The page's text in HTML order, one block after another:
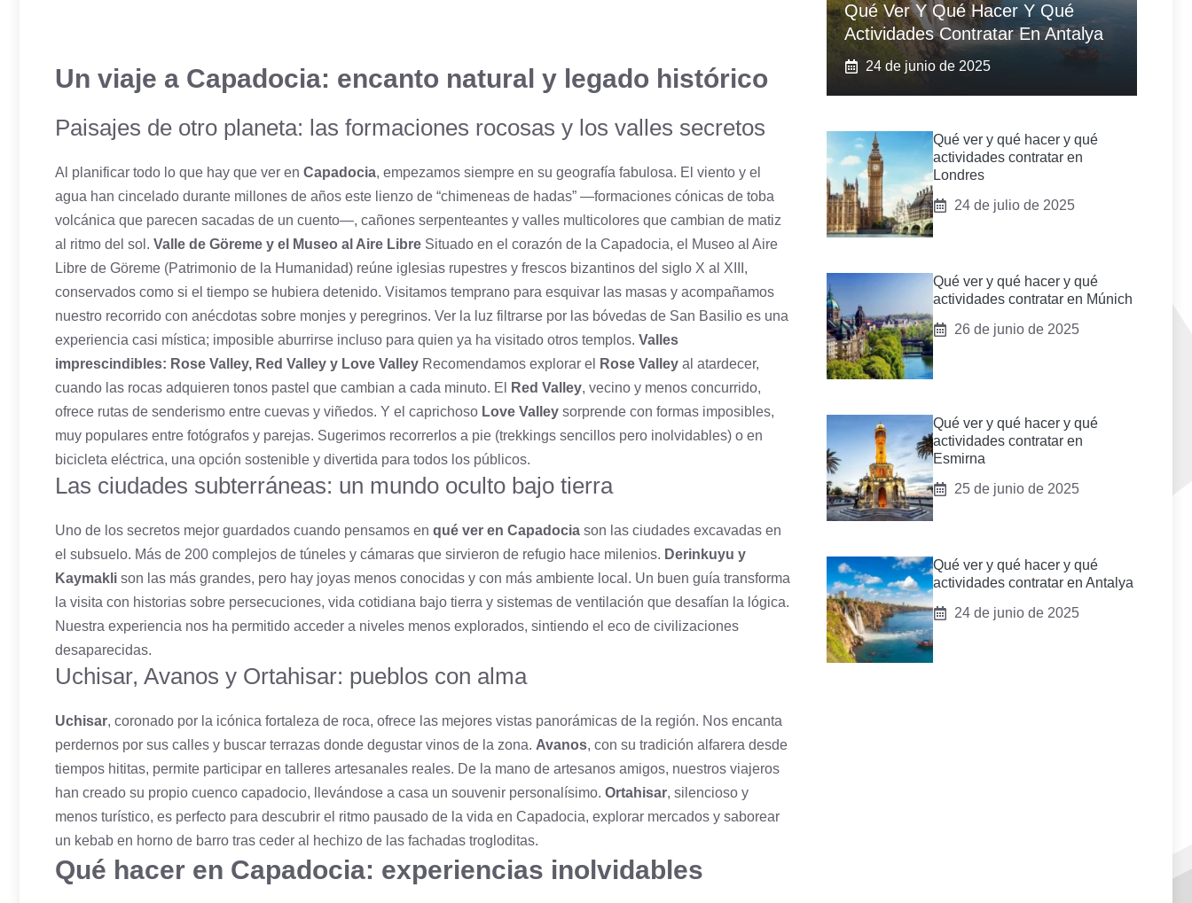
Un viaje a Capadocia: encanto natural y legado histórico
Paisajes de otro planeta: las formaciones rocosas y los valles secretos
Al planificar todo lo que hay que ver en Capadocia, empezamos siempre en su geografía fabulosa. El viento y el
agua han cincelado durante millones de años este lienzo de “chimeneas de hadas” —formaciones cónicas de toba
volcánica que parecen sacadas de un cuento—, cañones serpenteantes y valles multicolores que cambian de matiz
al ritmo del sol. Valle de Göreme y el Museo al Aire Libre Situado en el corazón de la Capadocia, el Museo al Aire
Libre de Göreme (Patrimonio de la Humanidad) reúne iglesias rupestres y frescos bizantinos del siglo X al XIII,
conservados como si el tiempo se hubiera detenido. Visitamos temprano para esquivar las masas y acompañamos
nuestro recorrido con anécdotas sobre monjes y peregrinos. Ver la luz filtrarse por las bóvedas de San Basilio es una
experiencia casi mística; imposible aburrirse incluso para quien ya ha visitado otros templos. Valles
imprescindibles: Rose Valley, Red Valley y Love Valley Recomendamos explorar el Rose Valley al atardecer,
cuando las rocas adquieren tonos pastel que cambian a cada minuto. El
Red Valley, vecino y menos concurrido,
ofrece rutas de senderismo entre cuevas y viñedos. Y el caprichoso Love Valley sorprende con formas imposibles,
muy populares entre fotógrafos y parejas. Sugerimos recorrerlos a pie (trekkings sencillos pero inolvidables) o en
bicicleta eléctrica, una opción sostenible y divertida para todos los públicos.
Las ciudades subterráneas: un mundo oculto bajo tierra
Uno de los secretos mejor guardados cuando pensamos en qué ver en Capadocia son las ciudades excavadas en
el subsuelo. Más de 200 complejos de túneles y cámaras que sirvieron de refugio hace milenios. Derinkuyu y
Kaymakli son las más grandes, pero hay joyas menos conocidas y con más ambiente local. Un buen guía transforma
la visita con historias sobre persecuciones, vida cotidiana bajo tierra y sistemas de ventilación que desafían la lógica.
Nuestra experiencia nos ha permitido acceder a niveles menos explorados, sintiendo el eco de civilizaciones
desaparecidas.
Uchisar, Avanos y Ortahisar: pueblos con alma
Uchisar, coronado por la icónica fortaleza de roca, ofrece las mejores vistas panorámicas de la región. Nos encanta
perdernos por sus calles y buscar terrazas donde degustar vinos de la zona. Avanos, con su tradición alfarera desde
tiempos hititas, permite participar en talleres artesanales reales. De la mano de artesanos amigos, nuestros viajeros
han creado su propio cuenco capadocio, llevándose a casa un souvenir personalísimo. Ortahisar, silencioso y
menos turístico, es perfecto para descubrir el ritmo pausado de la vida en Capadocia, explorar mercados y saborear
un kebab en horno de barro tras ceder al hechizo de las fachadas trogloditas.
Qué hacer en Capadocia: experiencias inolvidables
Qué Ver Y Qué Hacer Y Qué
Actividades Contratar En Antalya
24 de junio de 2025
Qué ver y qué hacer y qué
actividades contratar en
Londres
24 de julio de 2025
Qué ver y qué hacer y qué
actividades contratar en Múnich
26 de junio de 2025
Qué ver y qué hacer y qué
actividades contratar en
Esmirna
25 de junio de 2025
Qué ver y qué hacer y qué
actividades contratar en Antalya
24 de junio de 2025